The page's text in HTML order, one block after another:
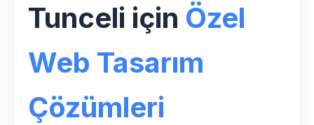
Tunceli için Özel
Web Tasarım
Çözümleri